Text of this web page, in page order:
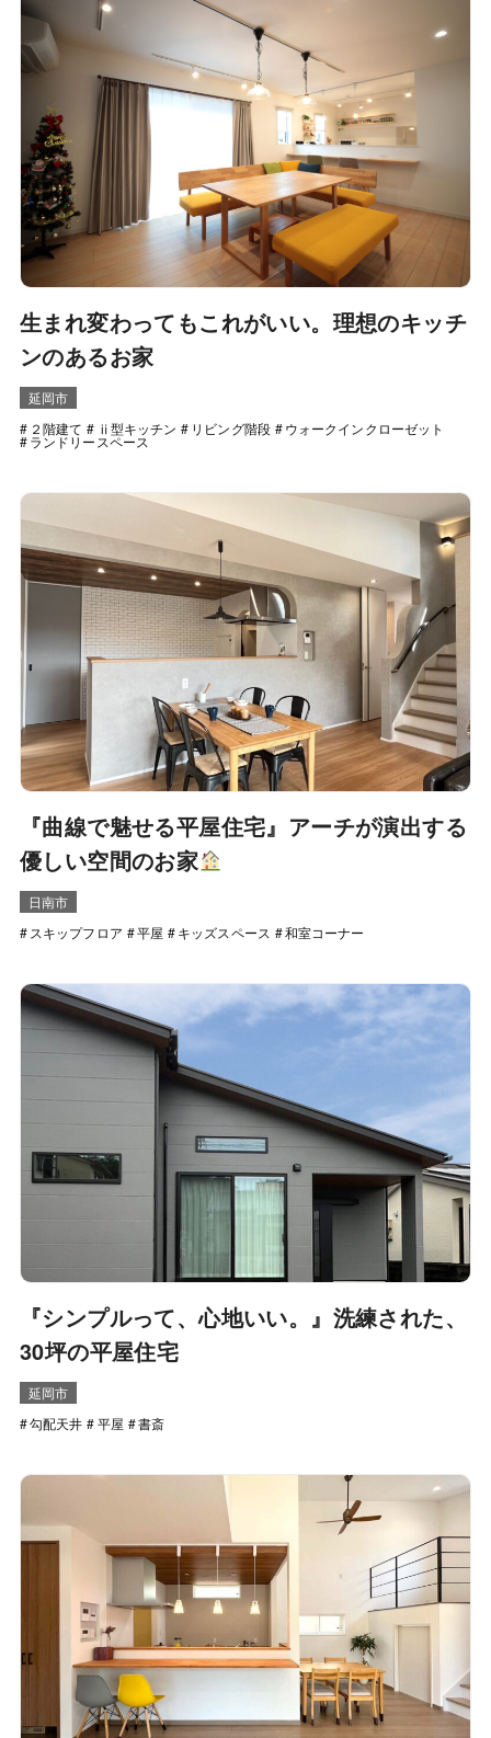
生まれ変わってもこれがいい。理想のキッチ
ンのあるお家
延岡市
２階建て
ⅱ型キッチン リビング階段 ウォークインクローゼット
ランドリースペース
『曲線で魅せる平屋住宅』アーチが演出する
優しい空間のお家
日南市
スキップフロア
平屋 キッズスペース 和室コーナー
『シンプルって、心地いい。』洗練された、
30坪の平屋住宅
延岡市
勾配天井
平屋 書斎